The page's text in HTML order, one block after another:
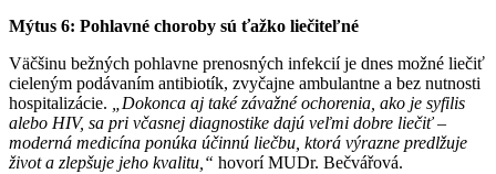
Mýtus 6: Pohlavné choroby sú ťažko liečiteľné
Väčšinu bežných pohlavne prenosných infekcií je dnes možné liečiť
cieleným podávaním antibiotík, zvyčajne ambulantne a bez nutnosti
hospitalizácie.
„Dokonca aj také závažné ochorenia, ako je syfilis
alebo HIV, sa pri včasnej diagnostike dajú veľmi dobre liečiť –
moderná medicína ponúka účinnú liečbu, ktorá výrazne predlžuje
život a zlepšuje jeho kvalitu,“ hovorí MUDr. Bečvářová.